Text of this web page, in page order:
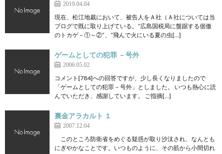
2019.04.04
現在、松江地裁において、被告人をＡ社（Ａ社については当
ブログで既に取り上げている。“広島国税局に盤踞する倨傲
のトカゲ－①～②”、“飛んで火にいる夏の虫[…]
ゲームとしての犯罪 －号外
2006.05.02
コメント[784]への回答ですが、少し長くなりましたので
「ゲームとしての犯罪－号外」としました。 いつも熱心に読
んでいただき、感謝しています。 ご指摘[…]
裏金アラカルト １
2007.12.04
このところ防衛省をめぐる疑惑が取り沙汰され、なんとも
にぎやかなことです。いつものように、その筋から小間切れ